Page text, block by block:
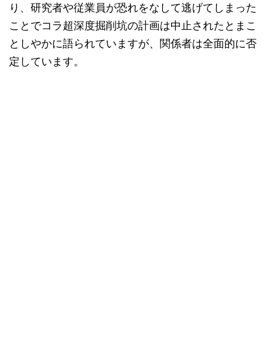
り、研究者や従業員が恐れをなして逃げてしまった
ことでコラ超深度掘削坑の計画は中止されたとまこ
としやかに語られていますが、関係者は全面的に否
定しています。